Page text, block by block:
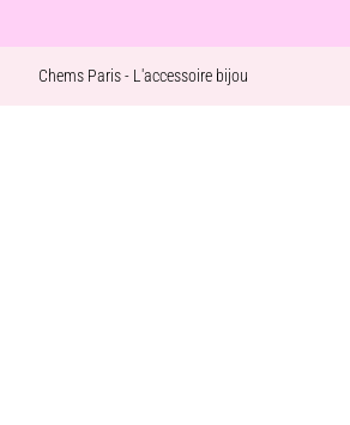
Chems Paris - L'accessoire bijou